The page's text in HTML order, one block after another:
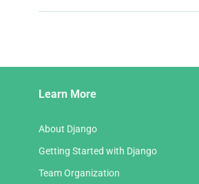
Learn More
About Django
Getting Started with Django
Team Organization